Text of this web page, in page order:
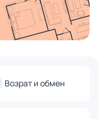
Возрат и обмен